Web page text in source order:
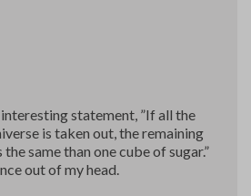
statement, ”If all the
is taken out, the remaining
same than one cube of sugar.”
out of my head.